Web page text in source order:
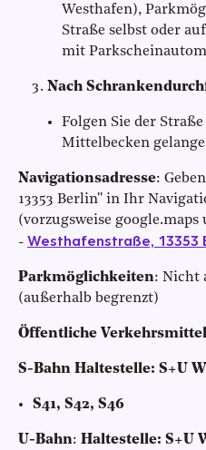
Westhafen),
Straße selbst oder
mit
Nach
Folgen Sie der
Mittelbecken
Navigationsadresse:
13353 Berlin'' in Ihr
(vorzugsweise
- Westhafenstraße, 13353
Parkmöglichkeiten: Nicht
(außerhalb begrenzt)
Öffentliche
S-Bahn Haltestelle: S+U
S41, S42, S46
U-Bahn: Haltestelle: S+U